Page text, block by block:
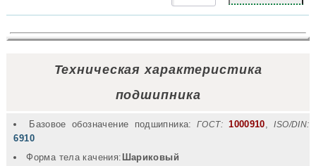
Купить
Техническая характеристика
подшипника
Базовое обозначение подшипника: ГОСТ: 1000910,ISO/DIN:
6910
Форма тела качения: Шариковый